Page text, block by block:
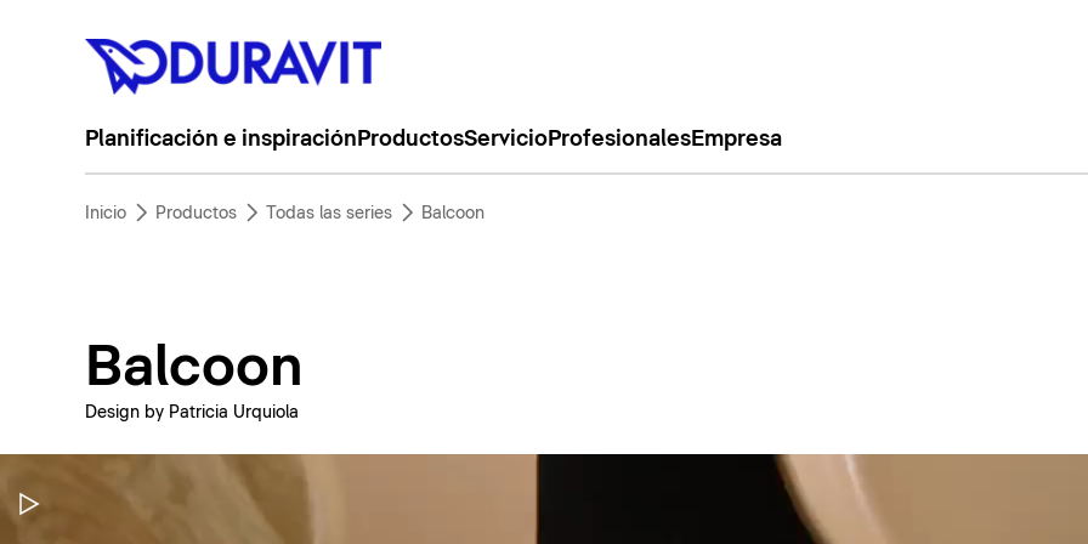
Planificación e inspiración ProductosServicioProfesionalesEmpresa
Inicio Productos Todas las series Balcoon
Balcoon
Design by Patricia Urquiola
Pausar vídeo